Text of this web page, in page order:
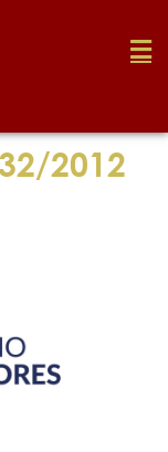
2012